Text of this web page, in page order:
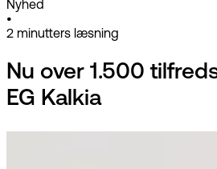
Nyhed
•
2 minutters læsning
Nu over 1.500
EG Kalkia